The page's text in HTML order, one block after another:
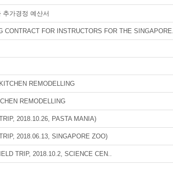
추가경정 예산서
FOR INSTRUCTORS FOR THE SINGAPORE..
REMODELLING
REMODELLING
2018.10.26, PASTA MANIA)
2018.06.13, SINGAPORE ZOO)
TRIP, 2018.10.2, SCIENCE CEN..